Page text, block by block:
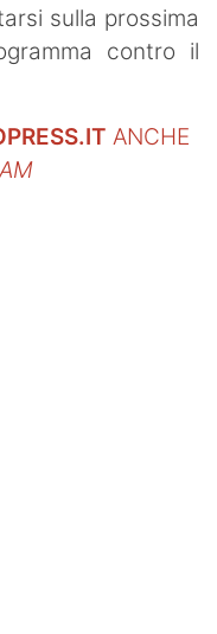
sulla prossima
contro il
ANCHE